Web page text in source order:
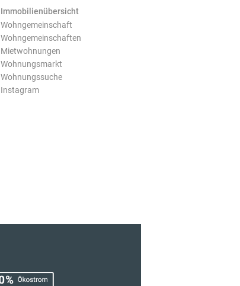
Immobilienübersicht
Wohngemeinschaft
Wohngemeinschaften
Mietwohnungen
Wohnungsmarkt
Wohnungssuche
Instagram